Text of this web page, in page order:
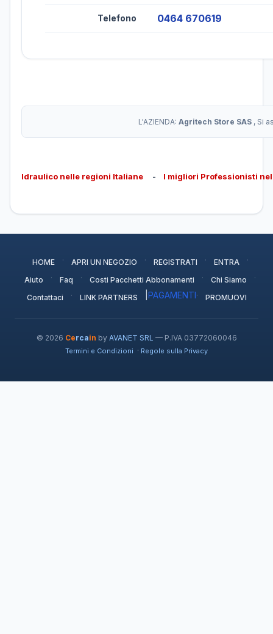
Telefono 0464 670619
L'AZIENDA: Agritech Store SAS , Si
Idraulico nelle regioni Italiane - I migliori Professionisti
HOME · APRI UN NEGOZIO · REGISTRATI · ENTRA ·
Aiuto · Faq · Costi Pacchetti Abbonamenti · Chi Siamo ·
Contattaci · LINK PARTNERS PAGAMENTI· PROMUOVI
© 2026 Cercain by AVANET SRL — P.IVA 03772060046
Termini e Condizioni · Regole sulla Privacy